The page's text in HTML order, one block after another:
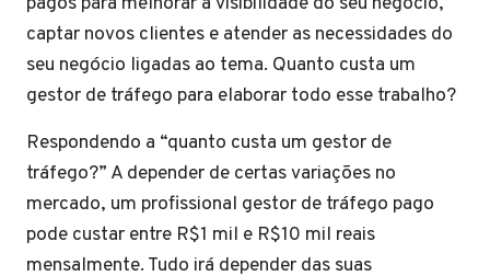
captar novos clientes e atender as necessidades do
seu negócio ligadas ao tema. Quanto custa um
gestor de tráfego para elaborar todo esse trabalho?
Respondendo a “quanto custa um gestor de
tráfego?” A depender de certas variações no
mercado, um profissional gestor de tráfego pago
pode custar entre R$1 mil e R$10 mil reais
mensalmente. Tudo irá depender das suas